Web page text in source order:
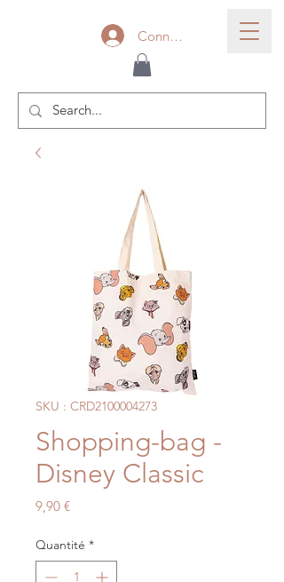
Connexion
SKU : CRD2100004273
Shopping-bag -
Disney Classic
9,90 €Prix
Quantité *